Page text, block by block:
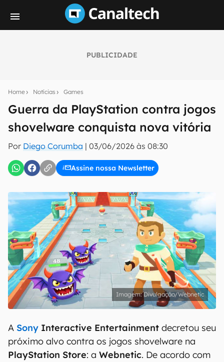
PUBLICIDADE
Home Notícias Games
Guerra da PlayStation contra jogos
shovelware conquista nova vitória
Por Diego Corumba | 03/06/2026 às 08:30
Assine nossa Newsletter
notícias e reviews sobre tecnologia em primeira
E-mail
inscreva-se
Confirmo que li, aceito e concordo com os Termos de
Uso e Política de Privacidade do Canaltech.
Divulgação/Webnetic
A Sony Interactive Entertainment decretou seu
próximo alvo contra os jogos shovelware na
PlayStation Store: a Webnetic. De acordo com